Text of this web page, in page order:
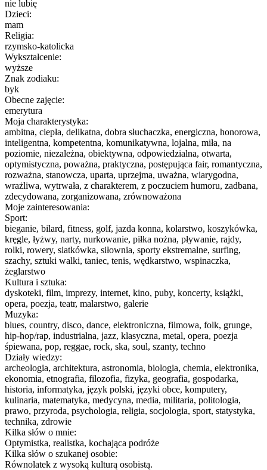
nie lubię
Dzieci:
mam
Religia:
rzymsko-katolicka
Wykształcenie:
wyższe
Znak zodiaku:
byk
Obecne zajęcie:
emerytura
Moja charakterystyka:
ambitna, ciepła, delikatna, dobra słuchaczka, energiczna, honorowa,
inteligentna, kompetentna, komunikatywna, lojalna, miła, na
poziomie, niezależna, obiektywna, odpowiedzialna, otwarta,
optymistyczna, poważna, praktyczna, postępująca fair, romantyczna,
rozważna, stanowcza, uparta, uprzejma, uważna, wiarygodna,
wrażliwa, wytrwała, z charakterem, z poczuciem humoru, zadbana,
zdecydowana, zorganizowana, zrównoważona
Moje zainteresowania:
Sport:
bieganie, bilard, fitness, golf, jazda konna, kolarstwo, koszykówka,
kręgle, łyżwy, narty, nurkowanie, piłka nożna, pływanie, rajdy,
rolki, rowery, siatkówka, siłownia, sporty ekstremalne, surfing,
szachy, sztuki walki, taniec, tenis, wędkarstwo, wspinaczka,
żeglarstwo
Kultura i sztuka:
dyskoteki, film, imprezy, internet, kino, puby, koncerty, książki,
opera, poezja, teatr, malarstwo, galerie
Muzyka:
blues, country, disco, dance, elektroniczna, filmowa, folk, grunge,
hip-hop/rap, industrialna, jazz, klasyczna, metal, opera, poezja
śpiewana, pop, reggae, rock, ska, soul, szanty, techno
Działy wiedzy:
archeologia, architektura, astronomia, biologia, chemia, elektronika,
ekonomia, etnografia, filozofia, fizyka, geografia, gospodarka,
historia, informatyka, język polski, języki obce, komputery,
kulinaria, matematyka, medycyna, media, militaria, politologia,
prawo, przyroda, psychologia, religia, socjologia, sport, statystyka,
technika, zdrowie
Kilka słów o mnie:
Optymistka, realistka, kochająca podróże
Kilka słów o szukanej osobie:
Równolatek z wysoką kulturą osobistą.